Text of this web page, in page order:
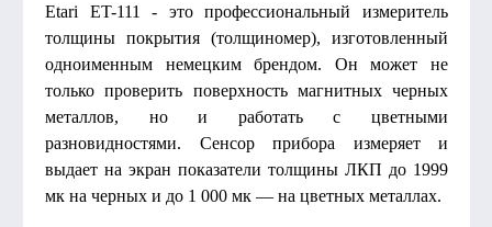
Etari ET-111 - это профессиональный измеритель
толщины покрытия (толщиномер), изготовленный
одноименным немецким брендом. Он может не
только проверить поверхность магнитных черных
металлов, но и работать с цветными
разновидностями. Сенсор прибора измеряет и
выдает на экран показатели толщины ЛКП до 1999
мк на черных и до 1 000 мк — на цветных металлах.